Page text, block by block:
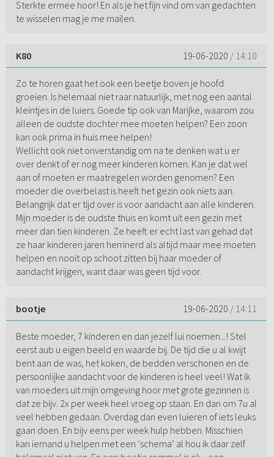
Sterkte ermee hoor! En als je het fijn vind om van gedachten
te wisselen mag je me mailen.
K80 19-06-2020 / 14:10
Zo te horen gaat het ook een beetje boven je hoofd
groeien. Is helemaal niet raar natuurlijk, met nog een aantal
kleintjes in de luiers. Goede tip ook van Marijke, waarom zou
alleen de oudste dochter mee moeten helpen? Een zoon
kan ook prima in huis mee helpen!
Wellicht ook niet onverstandig om na te denken wat u er
over denkt of er nog meer kinderen komen. Kan je dat wel
aan of moeten er maatregelen worden genomen? Een
moeder die overbelast is heeft het gezin ook niets aan.
Belangrijk dat er tijd over is voor aandacht aan alle kinderen.
Mijn moeder is de oudste thuis en komt uit een gezin met
meer dan tien kinderen. Ze heeft er echt last van gehad dat
ze haar kinderen jaren herrinerd als altijd maar mee moeten
helpen en nooit op schoot zitten bij haar moeder of
aandacht krijgen, want daar was geen tijd voor.
bootje 19-06-2020 / 14:11
Beste moeder, 7 kinderen en dan jezelf lui noemen...! Stel
eerst aub u eigen beeld en waarde bij. De tijd die u al kwijt
bent aan de was, het koken, de bedden verschonen en de
persoonlijke aandacht voor de kinderen is heel veel! Wat ik
van moeders uit mijn omgeving hoor met grote gezinnen is
dat ze bijv. 2x per week heel vroeg op staan. En dan om 7u al
veel hebben gedaan. Overdag dan even luieren of iets leuks
gaan doen. En bijv eens per week hulp hebben. Misschien
kan iemand u helpen met een ‘schema’ al hou ik daar zelf